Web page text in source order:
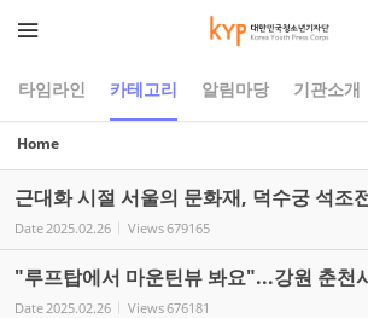
타임라인 카테고리 알림마당 기관소개
Home
근대화 시절 서울의 문화재, 덕수궁 석조
Date2025.02.26 Views679165
"루프탑에서 마운틴뷰 봐요"...강원 춘천
Date2025.02.26 Views676181
Sketchbook5, 스케치북5